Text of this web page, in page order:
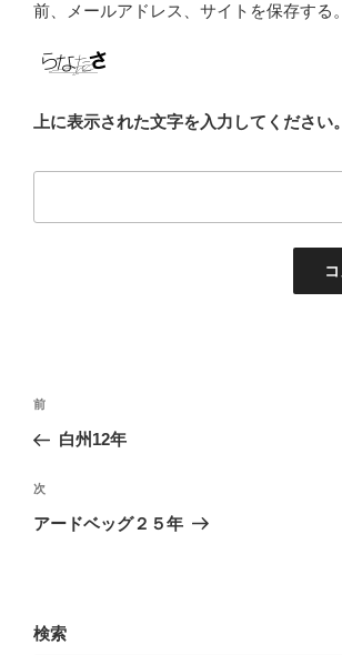
前、メールアドレス、サイトを保存する。
上に表示された文字を入力してください。
投
ナ
ビ
ゲ
ン
前
の
稿
前
白州12年
次
の
次
アードベッグ２５年
検索